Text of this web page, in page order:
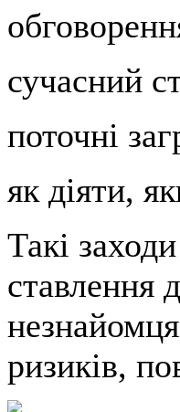
сучасний
поточні
як діяти,
Такі
ставлення
ризиків,